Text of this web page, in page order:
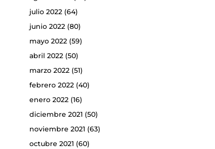
julio 2022(64)
junio 2022(80)
mayo 2022(59)
abril 2022(50)
marzo 2022(51)
febrero 2022(40)
enero 2022(16)
diciembre 2021 (50)
noviembre 2021 (63)
octubre 2021 (60)